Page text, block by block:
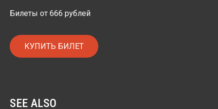
Билеты от 666 рублей
КУПИТЬ БИЛЕТ
SEE ALSO